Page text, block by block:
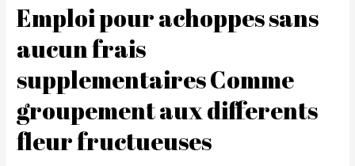
Emploi pour achoppes sans
aucun frais
supplementaires Comme
groupement aux differents
fleur fructueuses